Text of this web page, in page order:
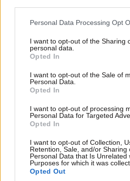
Please note that this website/app
not limited to your visit or usage
grant or deny consent to Google
use your data for below specified
consent section.
Personal Data Processing Opt
I want to opt-out of the Sharing
personal data.
Opted In
I want to opt-out of the Sale of
Personal Data.
Opted In
I want to opt-out of processing
Personal Data for Targeted
Opted In
I want to opt-out of Collection,
Retention, Sale, and/or Sharing
Personal Data that Is Unrelated
Purposes for which it was
Opted Out